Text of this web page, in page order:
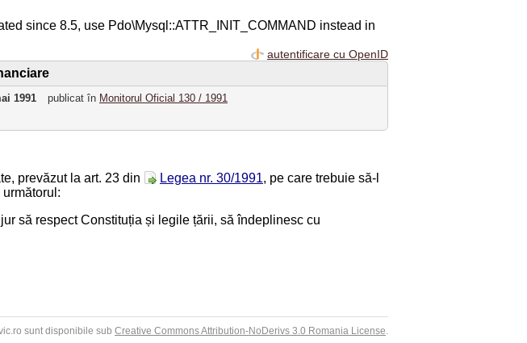
since 8.5, use Pdo\Mysql::ATTR_INIT_COMMAND instead in
autentificare cu OpenID
1991 publicat în Monitorul Oficial 130 / 1991
prevăzut la art. 23 din
Legea nr. 30/1991, pe care trebuie să-l
să respect Constituția și legile țării, să îndeplinesc cu
sunt disponibile sub Creative Commons Attribution-NoDerivs 3.0 Romania License.